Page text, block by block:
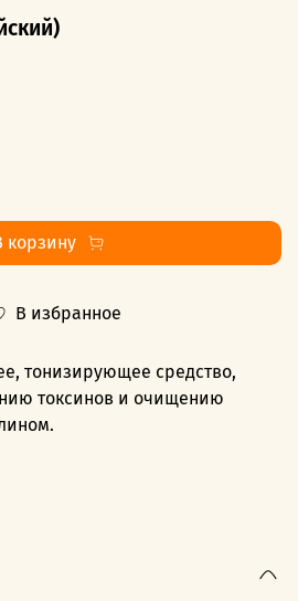
В избранное
корзину
тонизирующее средство,
токсинов и очищению